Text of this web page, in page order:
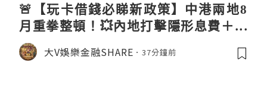
🚨【玩卡借錢必睇新政策】中港兩地8
月重拳整頓！💥內地打擊隱形息費＋香
港財仔收緊🔒，玩卡點樣避開中伏？💡
大V娛樂金融SHARE 37分鐘前